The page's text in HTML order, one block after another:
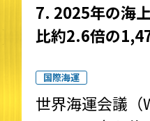
7. 2025年の海
比約2.6倍の
国際海運
世界海運会議（